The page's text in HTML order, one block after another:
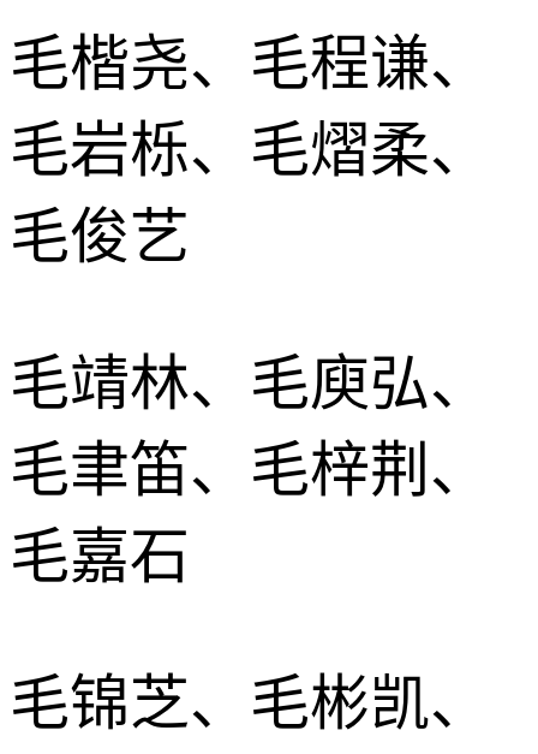
毛楷尧、毛程谦、
毛岩栎、毛熠柔、
毛俊艺
毛靖林、毛庾弘、
毛聿笛、毛梓荆、
毛嘉石
毛锦芝、毛彬凯、